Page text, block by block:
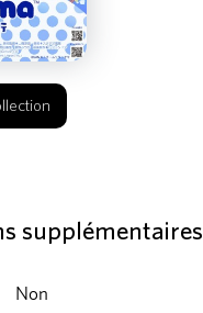
supplémentaires
Non